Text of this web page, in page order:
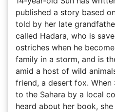
published a story based
told by her late
called Hadara, who is
ostriches when he
family in a storm, and is
amid a host of wild
friend, a desert fox.
to the Sahara by a local
heard about her book,